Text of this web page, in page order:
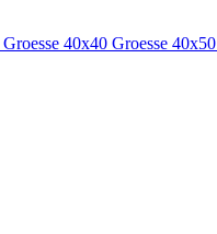
Groesse 40x40 Groesse 40x50